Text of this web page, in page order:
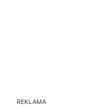
REKLAMA